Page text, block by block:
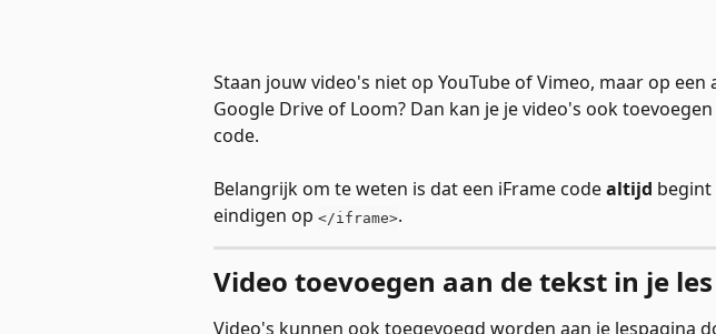
Staan jouw video's niet op YouTube of Vimeo, maar op
Google Drive of Loom? Dan kan je je video's ook
code.
Belangrijk om te weten is dat een iFrame code altijd
eindigen op </iframe>.
Video toevoegen aan de tekst in je les
Video's kunnen ook toegevoegd worden aan je lespagina